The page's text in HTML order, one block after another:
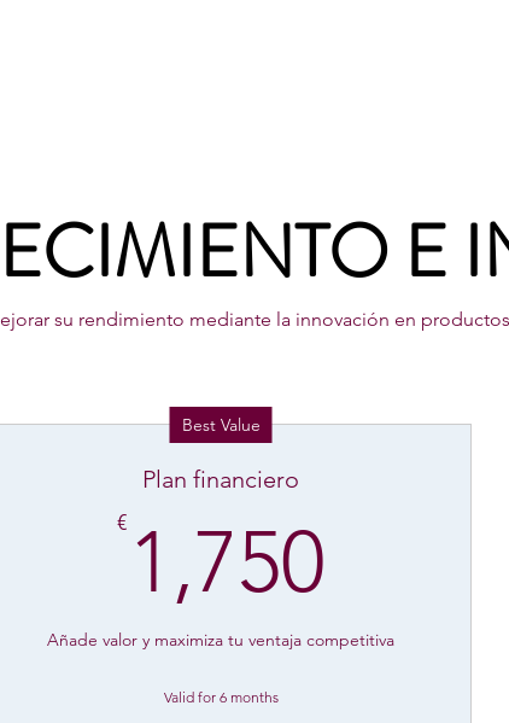
E
su rendimiento mediante la innovación en
Best Value
Plan financiero
€ 1,750
Añade valor y maximiza tu ventaja competitiva
Valid for 6 months